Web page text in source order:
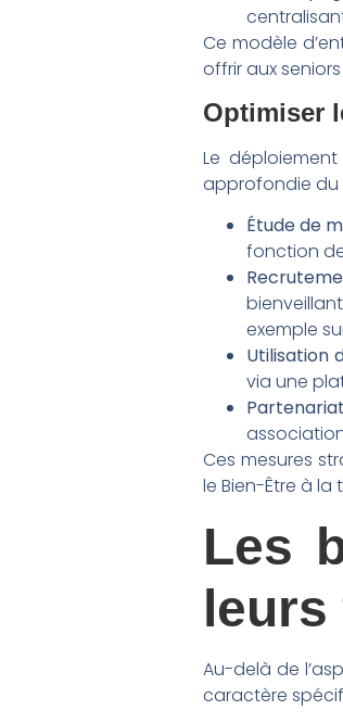
Ce modèle
offrir aux
Optimiser
Le
approfondie du
Étude de
fonction
exemple
Utilisation
via une
Ces mesures
le Bien-Être à la
Les
leurs
Au-delà de
caractère